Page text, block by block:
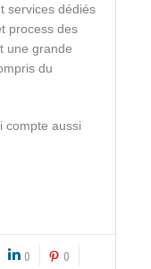
services dédiés
process des
une grande
du
compte aussi
0 0